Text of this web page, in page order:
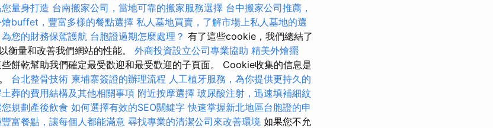
量身打造 台南搬家公司，當地可靠的搬家服務選擇 台中搬家公司推薦，
燴buffet，豐富多樣的餐點選擇 私人墓地買賣，了解市場上私人墓地的選
您的財務保駕護航 台胞證過期怎麼處理？ 有了這些cookie，我們總結了
衡量和改善我們網站的性能。 外商投資設立公司專業協助 精美外燴擺
餅乾幫助我們確定最受歡迎和最受歡迎的子頁面。 Cookie收集的信息是
台北整骨技術 柬埔寨簽證的辦理流程 人工植牙服務，為你提供更持久的
葬的費用結構及其他相關事項 附近按摩選擇 玻尿酸注射，迅速填補細紋
規劃產後飲食 如何選擇有效的SEO關鍵字 快速掌握新北地區台胞證的申
富餐點，讓每個人都能滿意 尋找專業的清潔公司來改善環境 如果您不允